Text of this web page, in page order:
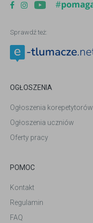
Sprawdź też:
OGŁOSZENIA
Ogłoszenia korepetytorów
Ogłoszenia uczniów
Oferty pracy
POMOC
Kontakt
Regulamin
FAQ